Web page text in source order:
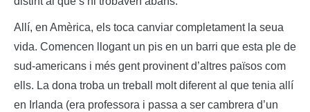
Allí, en Amèrica, els toca canviar completament la seua
vida. Comencen llogant un pis en un barri que esta ple de
sud-americans i més gent provinent d’altres països com
ells. La dona troba un treball molt diferent al que tenia allí
en Irlanda (era professora i passa a ser cambrera d’un